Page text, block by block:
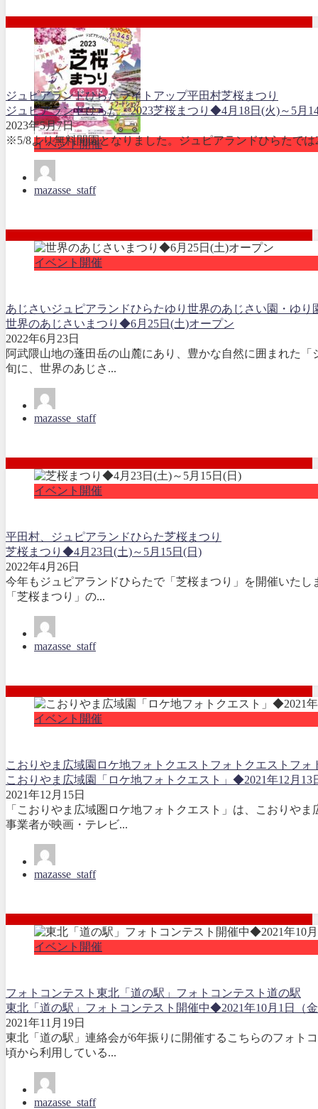
イベント開催
ジュピアランドひらたライトアップ平田村芝桜まつり
ジュピアランドひらた・2023芝桜まつり◆4月18日(火)～5月
2023年5月7日
※5/8より無料開園となりました。ジュピアランドひらたでは
mazasse_staff
イベント開催
あじさいジュピアランドひらたゆり 世界のあじさい園・ゆり
世界のあじさいまつり◆6月25日(土)オープン
2022年6月23日
阿武隈山地の蓬田岳の山麓にあり、豊かな自然に囲まれた
旬に、世界のあじさ...
mazasse_staff
イベント開催
平田村、ジュピアランドひらた芝桜まつり
芝桜まつり◆4月23日(土)～5月15日(日)
2022年4月26日
今年もジュピアランドひらたで「芝桜まつり」を開催いた
「芝桜まつり」の...
mazasse_staff
イベント開催
こおりやま広域園ロケ地フォトクエスト フォトクエスト フォ
こおりやま広域園「ロケ地フォトクエスト」◆2021年12月13
2021年12月15日
「こおりやま広域圏ロケ地フォトクエスト」は、こおりや
事業者が映画・テレビ...
mazasse_staff
イベント開催
フォトコンテスト 東北「道の駅」フォトコンテスト 道の駅
東北「道の駅」フォトコンテスト開催中◆2021年10月1日（
2021年11月19日
東北「道の駅」連絡会が6年振りに開催するこちらのフォト
頃から利用している...
mazasse_staff